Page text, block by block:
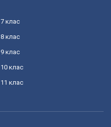
7 клас
8 клас
9 клас
10 клас
11 клас